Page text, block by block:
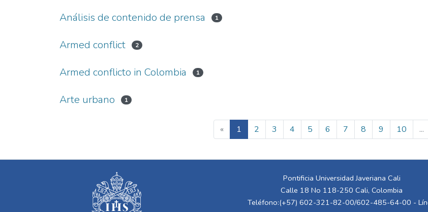
Análisis de contenido de prensa 1
Armed conflict 2
Armed conflicto in Colombia 1
Arte urbano 1
« 1 (current)
2 3 4 5 6 7 8 9 10 ...
Pontificia Universidad Javeriana Cali
Calle 18 No 118-250 Cali, Colombia
Teléfono:(+57) 602-321-82-00/602-485-64-00 -